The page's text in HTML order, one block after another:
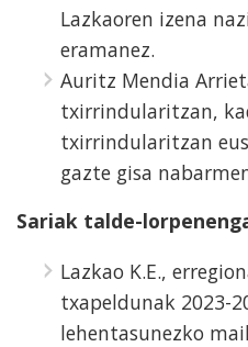
Lazkaoren izena
eramanez.
Auritz Mendia
txirrindularitzan,
txirrindularitzan
gazte gisa
Sariak talde-
Lazkao K.E.,
txapeldunak 2023-
lehentasunezko